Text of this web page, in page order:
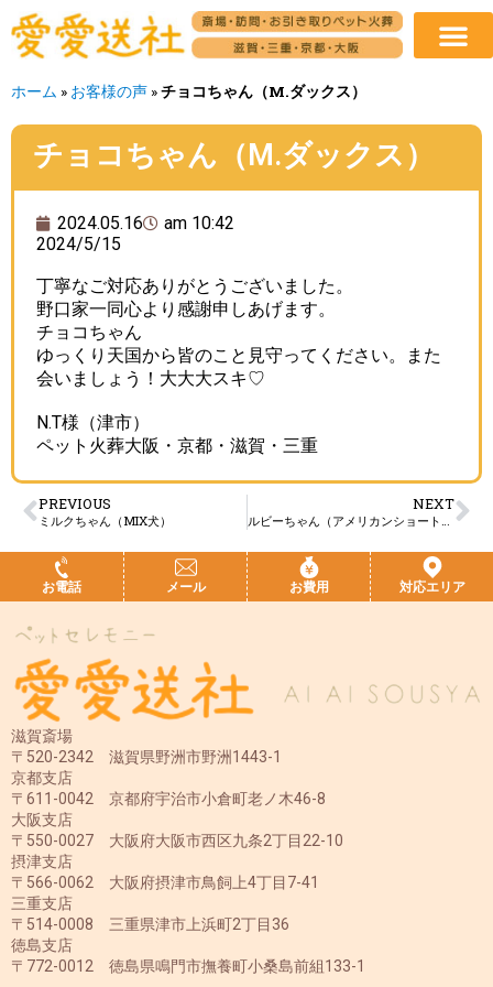
ホーム » お客様の声 »チョコちゃん（M.ダックス）
チョコちゃん（M.ダックス）
2024.05.16
am 10:42
2024/5/15
丁寧なご対応ありがとうございました。
野口家一同心より感謝申しあげます。
チョコちゃん
ゆっくり天国から皆のこと見守ってください。また
会いましょう！大大大スキ♡
N.T様（津市）
ペット火葬大阪・京都・滋賀・三重
PREVIOUS
ミルクちゃん（MIX犬）
NEXT
ルビーちゃん（アメリカンショートヘア猫）
お電話 メール お費用 対応エリア
滋賀斎場
〒520-2342 滋賀県野洲市野洲1443-1
京都支店
〒611-0042 京都府宇治市小倉町老ノ木46-8
大阪支店
〒550-0027 大阪府大阪市西区九条2丁目22-10
摂津支店
〒566-0062 大阪府摂津市鳥飼上4丁目7-41
三重支店
〒514-0008 三重県津市上浜町2丁目36
徳島支店
〒772-0012 徳島県鳴門市撫養町小桑島前組133-1